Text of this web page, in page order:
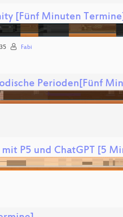
[Fünf Minuten
35 Fabi
Perioden[Fünf
P5 und ChatGPT [5